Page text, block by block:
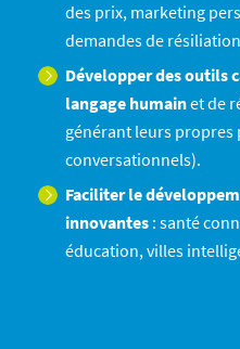
des prix, marketing
demandes de
Développer des outils
langage humainet de
générant leurs propres
conversationnels).
Faciliter le
innovantes: santé
éducation, villes